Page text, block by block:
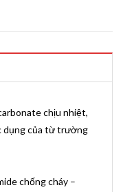
chịu nhiệt,
dụng của từ trường
chống cháy –